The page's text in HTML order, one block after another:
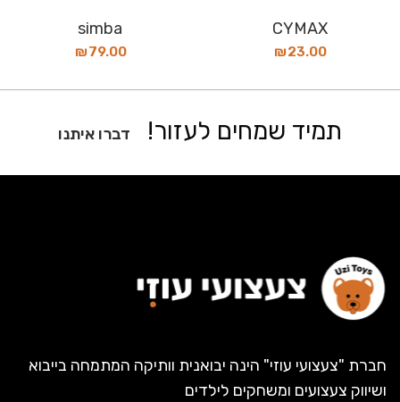
CYMAX
₪23.00
simba
₪79.00
תמיד שמחים לעזור! דברו איתנו
חברת "צעצועי עוזי" הינה יבואנית וותיקה המתמחה בייבוא
ושיווק צעצועים ומשחקים לילדים